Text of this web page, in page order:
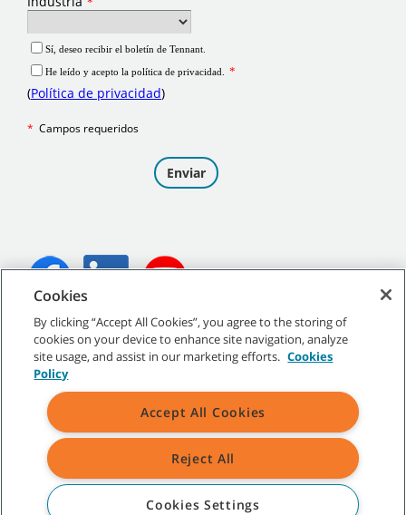
2026 Tennant Company. Todos los derechos reservados.
Mapa del sitio Políticas generales|Condiciones de uso
|
Condiciones de venta
Todas las marcas y logotipos Tennant indicados son propiedad de
Tennant Company y/o de sus empresas afiliadas o controladas.
Cookies
By clicking “Accept All Cookies”, you agree to the storing of
cookies on your device to enhance site navigation, analyze
site usage, and assist in our marketing efforts. Cookies
Policy
Accept All Cookies
Reject All
Cookies Settings